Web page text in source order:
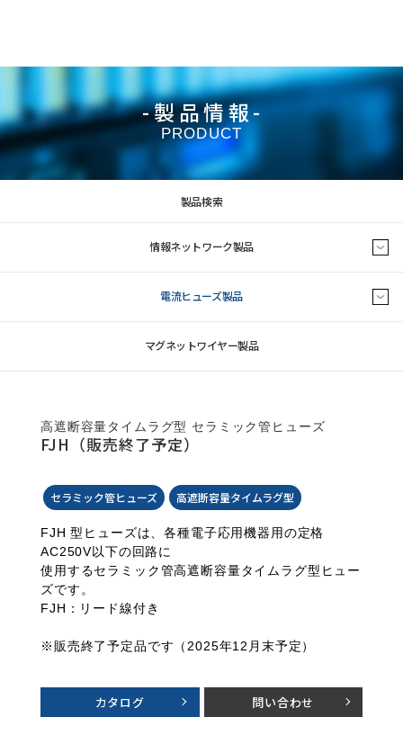
-製品情報-
PRODUCT
製品検索
情報ネットワーク製品
電流ヒューズ製品
マグネットワイヤー製品
高遮断容量タイムラグ型 セラミック管ヒューズ
FJH（販売終了予定）
セラミック管ヒューズ 高遮断容量タイムラグ型
FJH 型ヒューズは、各種電子応用機器用の定格
AC250V以下の回路に
使用するセラミック管高遮断容量タイムラグ型ヒュー
ズです。
FJH：リード線付き
※販売終了予定品です（2025年12月末予定）
カタログ 問い合わせ